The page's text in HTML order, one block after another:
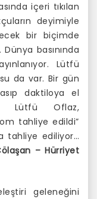
içeri tıkılan
deyimiyle
bir biçimde
basınında
Lütfü
da var. Bir gün
daktiloya el
Lütfü Oflaz,
tahliye edildi”
tahliye ediliyor…
– Hürriyet
geleneğini